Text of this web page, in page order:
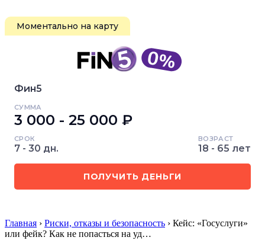
Моментально на карту
Фин5
СУММА
3 000 - 25 000 ₽
СРОК
7 - 30 дн.
ВОЗРАСТ
18 - 65 лет
ПОЛУЧИТЬ ДЕНЬГИ
Главная › Риски, отказы и безопасность › Кейс: «Госуслуги»
или фейк? Как не попасться на уд…